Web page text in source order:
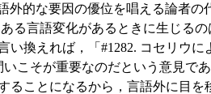
外的な要因の優位を唱える論者の
る言語変化があるときに生じる
い換えれば，「#1282. コセリウ
いこそが重要なのだという意見で
ることになるから，言語外に目